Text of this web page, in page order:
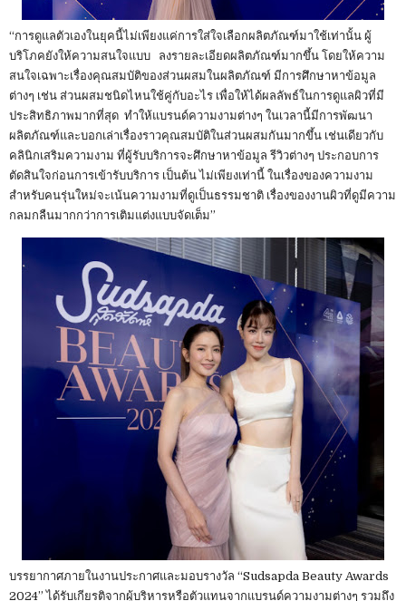
“การดูแลตัวเองในยุคนี้ไม่เพียงแค่การใส่ใจเลือกผลิตภัณฑ์มาใช้เท่านั้น ผู้
บริโภคยังให้ความสนใจแบบ ลงรายละเอียดผลิตภัณฑ์มากขึ้น โดยให้ความ
สนใจเฉพาะเรื่องคุณสมบัติของส่วนผสมในผลิตภัณฑ์ มีการศึกษาหาข้อมูล
ต่างๆ เช่น ส่วนผสมชนิดไหนใช้คู่กับอะไร เพื่อให้ได้ผลลัพธ์ในการดูแลผิวที่มี
ประสิทธิภาพมากที่สุด ทำให้แบรนด์ความงามต่างๆ ในเวลานี้มีการพัฒนา
ผลิตภัณฑ์และบอกเล่าเรื่องราวคุณสมบัติในส่วนผสมกันมากขึ้น เช่นเดียวกับ
คลินิกเสริมความงาม ที่ผู้รับบริการจะศึกษาหาข้อมูล รีวิวต่างๆ ประกอบการ
ตัดสินใจก่อนการเข้ารับบริการ เป็นต้น ไม่เพียงเท่านี้ ในเรื่องของความงาม
สำหรับคนรุ่นใหม่จะเน้นความงามที่ดูเป็นธรรมชาติ เรื่องของงานผิวที่ดูมีความ
กลมกลืนมากกว่าการเติมแต่งแบบจัดเต็ม”
บรรยากาศภายในงานประกาศและมอบรางวัล “Sudsapda Beauty Awards
2024” ได้รับเกียรติจากผู้บริหารหรือตัวแทนจากแบรนด์ความงามต่างๆ รวมถึง